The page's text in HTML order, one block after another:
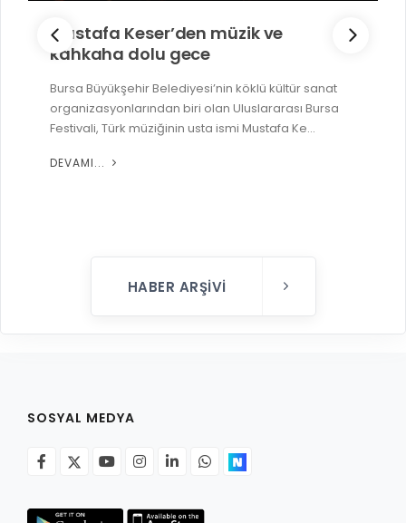
Mustafa Keser’den müzik ve
kahkaha dolu gece
Bursa Büyükşehir Belediyesi’nin köklü kültür sanat
organizasyonlarından biri olan Uluslararası Bursa
Festivali, Türk müziğinin usta ismi Mustafa Ke...
DEVAMI...
HABER ARŞIVI
SOSYAL MEDYA